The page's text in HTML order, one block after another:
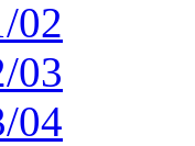
02
03
04